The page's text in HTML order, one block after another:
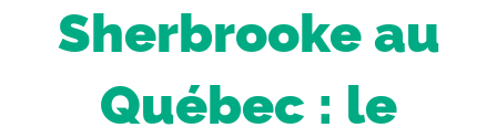
Sherbrooke au
Québec : le